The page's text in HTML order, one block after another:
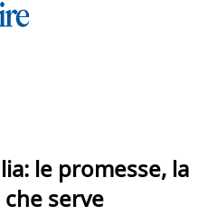
le promesse, la
serve